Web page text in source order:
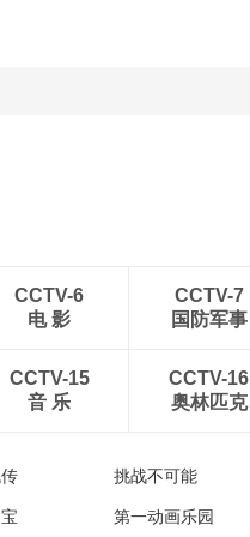
CCTV-6
电 影
CCTV-7
国防军事
CCTV-15
音 乐
CCTV-16
奥林匹克
挑战不可能
第一动画乐园